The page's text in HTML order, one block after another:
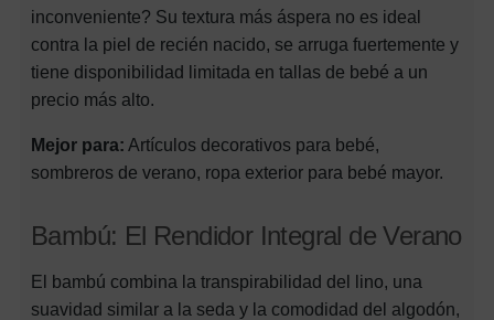
inconveniente? Su textura más áspera no es ideal
contra la piel de recién nacido, se arruga fuertemente y
tiene disponibilidad limitada en tallas de bebé a un
precio más alto.
Mejor para: Artículos decorativos para bebé,
sombreros de verano, ropa exterior para bebé mayor.
Bambú: El Rendidor Integral de Verano
El bambú combina la transpirabilidad del lino, una
suavidad similar a la seda y la comodidad del algodón,